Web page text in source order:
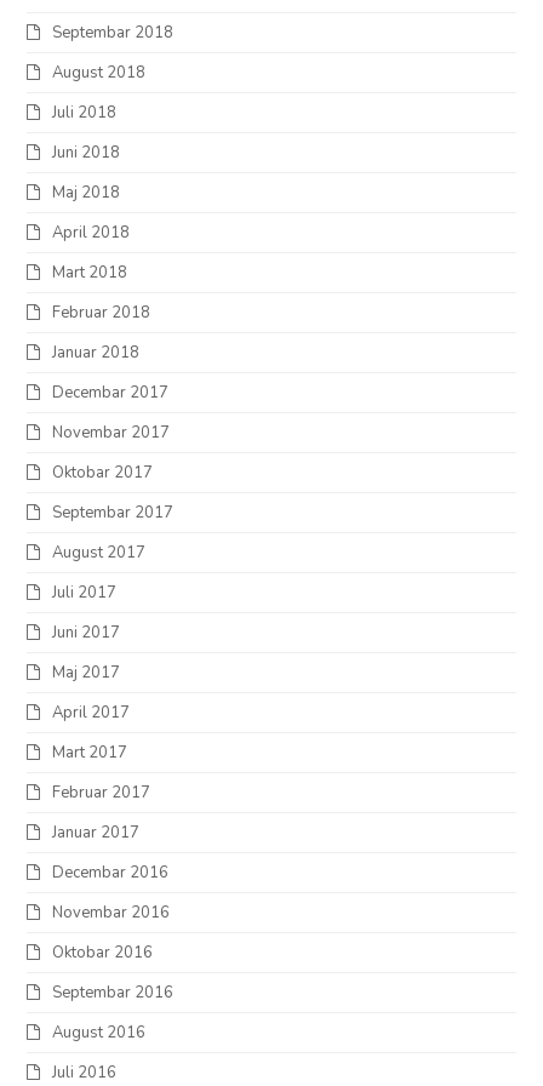
Septembar 2018
August 2018
Juli 2018
Juni 2018
Maj 2018
April 2018
Mart 2018
Februar 2018
Januar 2018
Decembar 2017
Novembar 2017
Oktobar 2017
Septembar 2017
August 2017
Juli 2017
Juni 2017
Maj 2017
April 2017
Mart 2017
Februar 2017
Januar 2017
Decembar 2016
Novembar 2016
Oktobar 2016
Septembar 2016
August 2016
Juli 2016